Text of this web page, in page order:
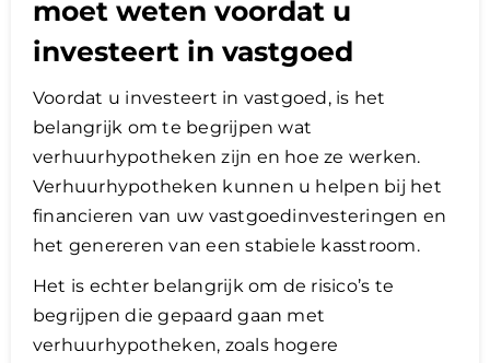
moet weten voordat u
investeert in vastgoed
Voordat u investeert in vastgoed, is het
belangrijk om te begrijpen wat
verhuurhypotheken zijn en hoe ze werken.
Verhuurhypotheken kunnen u helpen bij het
financieren van uw vastgoedinvesteringen en
het genereren van een stabiele kasstroom.
Het is echter belangrijk om de risico’s te
begrijpen die gepaard gaan met
verhuurhypotheken, zoals hogere